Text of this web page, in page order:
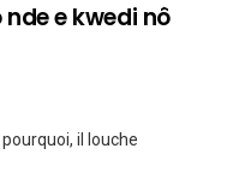
e kwedi nô
il louche